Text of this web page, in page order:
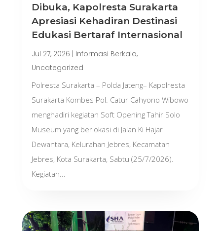
Dibuka, Kapolresta Surakarta
Apresiasi Kehadiran Destinasi
Edukasi Bertaraf Internasional
Jul 27, 2026 Informasi Berkala,
Uncategorized
Polresta Surakarta – Polda Jateng– Kapolresta
Surakarta Kombes Pol. Catur Cahyono Wibowo
menghadiri kegiatan Soft Opening Tahir Solo
Museum yang berlokasi di Jalan Ki Hajar
Dewantara, Kelurahan Jebres, Kecamatan
Jebres, Kota Surakarta, Sabtu (25/7/2026).
Kegiatan...